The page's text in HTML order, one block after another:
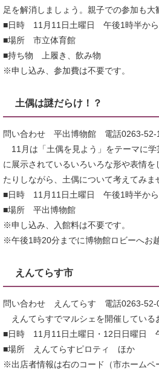
足を解消しましょう。親子での参加も大
■日時 11月11日土曜日 午後1時半か
■場所 市立体育館
■持ち物 上履き、飲み物
※申し込み、参加費は不要です。
土偶は謎だらけ！？
問い合わせ 平出博物館 電話0263-52-
11月は「土偶を見よう」をテーマに
に展示されているいろいろな形や表情を
たりしながら、土偶について考えてみま
■日時 11月11日土曜日 午後1時半から
■場所 平出博物館
※申し込み、入館料は不要です。
※午後1時20分までに博物館ロビーへお
えんてらす市
問い合わせ えんてらす 電話0263-
えんてらすでマルシェを開催している
■日時 11月11日土曜日・12日日曜日
■場所 えんてらすピロティ ほか
※出店者情報は右のコード（市ホームペ